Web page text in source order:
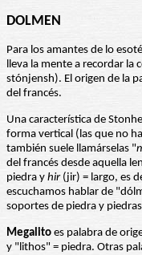
DOLMEN
Para los amantes de lo
lleva la mente a recordar la
stónjensh). El origen de la
del francés.
Una característica de
forma vertical (las que no
también suele llamárselas "
del francés desde aquella
piedra y hir(jir) = largo, es
escuchamos hablar de
soportes de piedra y
Megalito es palabra de
y "lithos" = piedra. Otras